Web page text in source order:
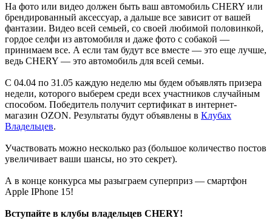
На фото или видео должен быть ваш автомобиль CHERY или
брендированный аксессуар, а дальше все зависит от вашей
фантазии. Видео всей семьей, со своей любимой половинкой,
гордое селфи из автомобиля и даже фото с собакой —
принимаем все. А если там будут все вместе — это еще лучше,
ведь CHERY — это автомобиль для всей семьи.
С 04.04 по 31.05 каждую неделю мы будем объявлять призера
недели, которого выберем среди всех участников случайным
способом. Победитель получит сертификат в интернет-
магазин OZON. Результаты будут объявлены в Клубах
Владельцев.
Участвовать можно несколько раз (большое количество постов
увеличивает ваши шансы, но это секрет).
А в конце конкурса мы разыграем суперприз — смартфон
Apple IPhone 15!
Вступайте в клубы владельцев CHERY!